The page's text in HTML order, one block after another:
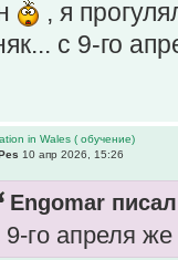
, я
с 9-го
in Wales ( обучение)
10 апр 2026, 15:26
Engomar
9-го апреля